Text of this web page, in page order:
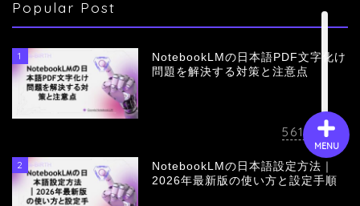
Popular Post
1
NotebookLMの日本語PDF文字化け
問題を解決する対策と注意点
5613 view
2
NotebookLMの日本語設定方法｜
2026年最新版の使い方と設定手順
MENU